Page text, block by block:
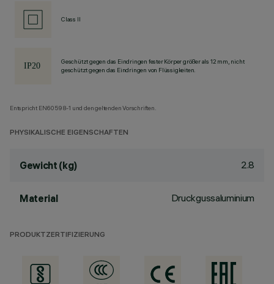
Class II
Geschützt gegen das Eindringen fester Körper größer als 12 mm, nicht
geschützt gegen das Eindringen von Flüssigkeiten.
Entspricht EN60598-1 und den geltenden Vorschriften.
PHYSIKALISCHE EIGENSCHAFTEN
Gewicht (kg) 2.8
Material Druckgussaluminium
PRODUKTZERTIFIZIERUNG